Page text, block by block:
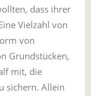
dass ihrer
Vielzahl von
von
Grundstücken,
mit, die
sichern. Allein